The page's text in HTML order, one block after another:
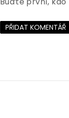
PŘIDAT KOMENTÁŘ